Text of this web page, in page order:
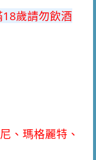
歲請勿飲酒
、瑪格麗特、